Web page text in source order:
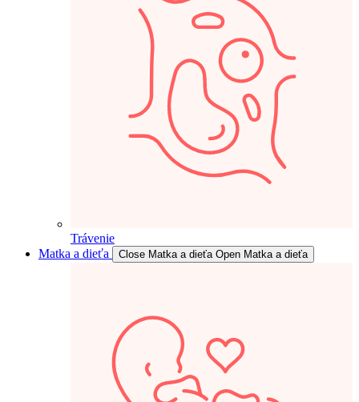
Trávenie
Matka a dieťa
Close Matka a dieťa Open Matka a dieťa